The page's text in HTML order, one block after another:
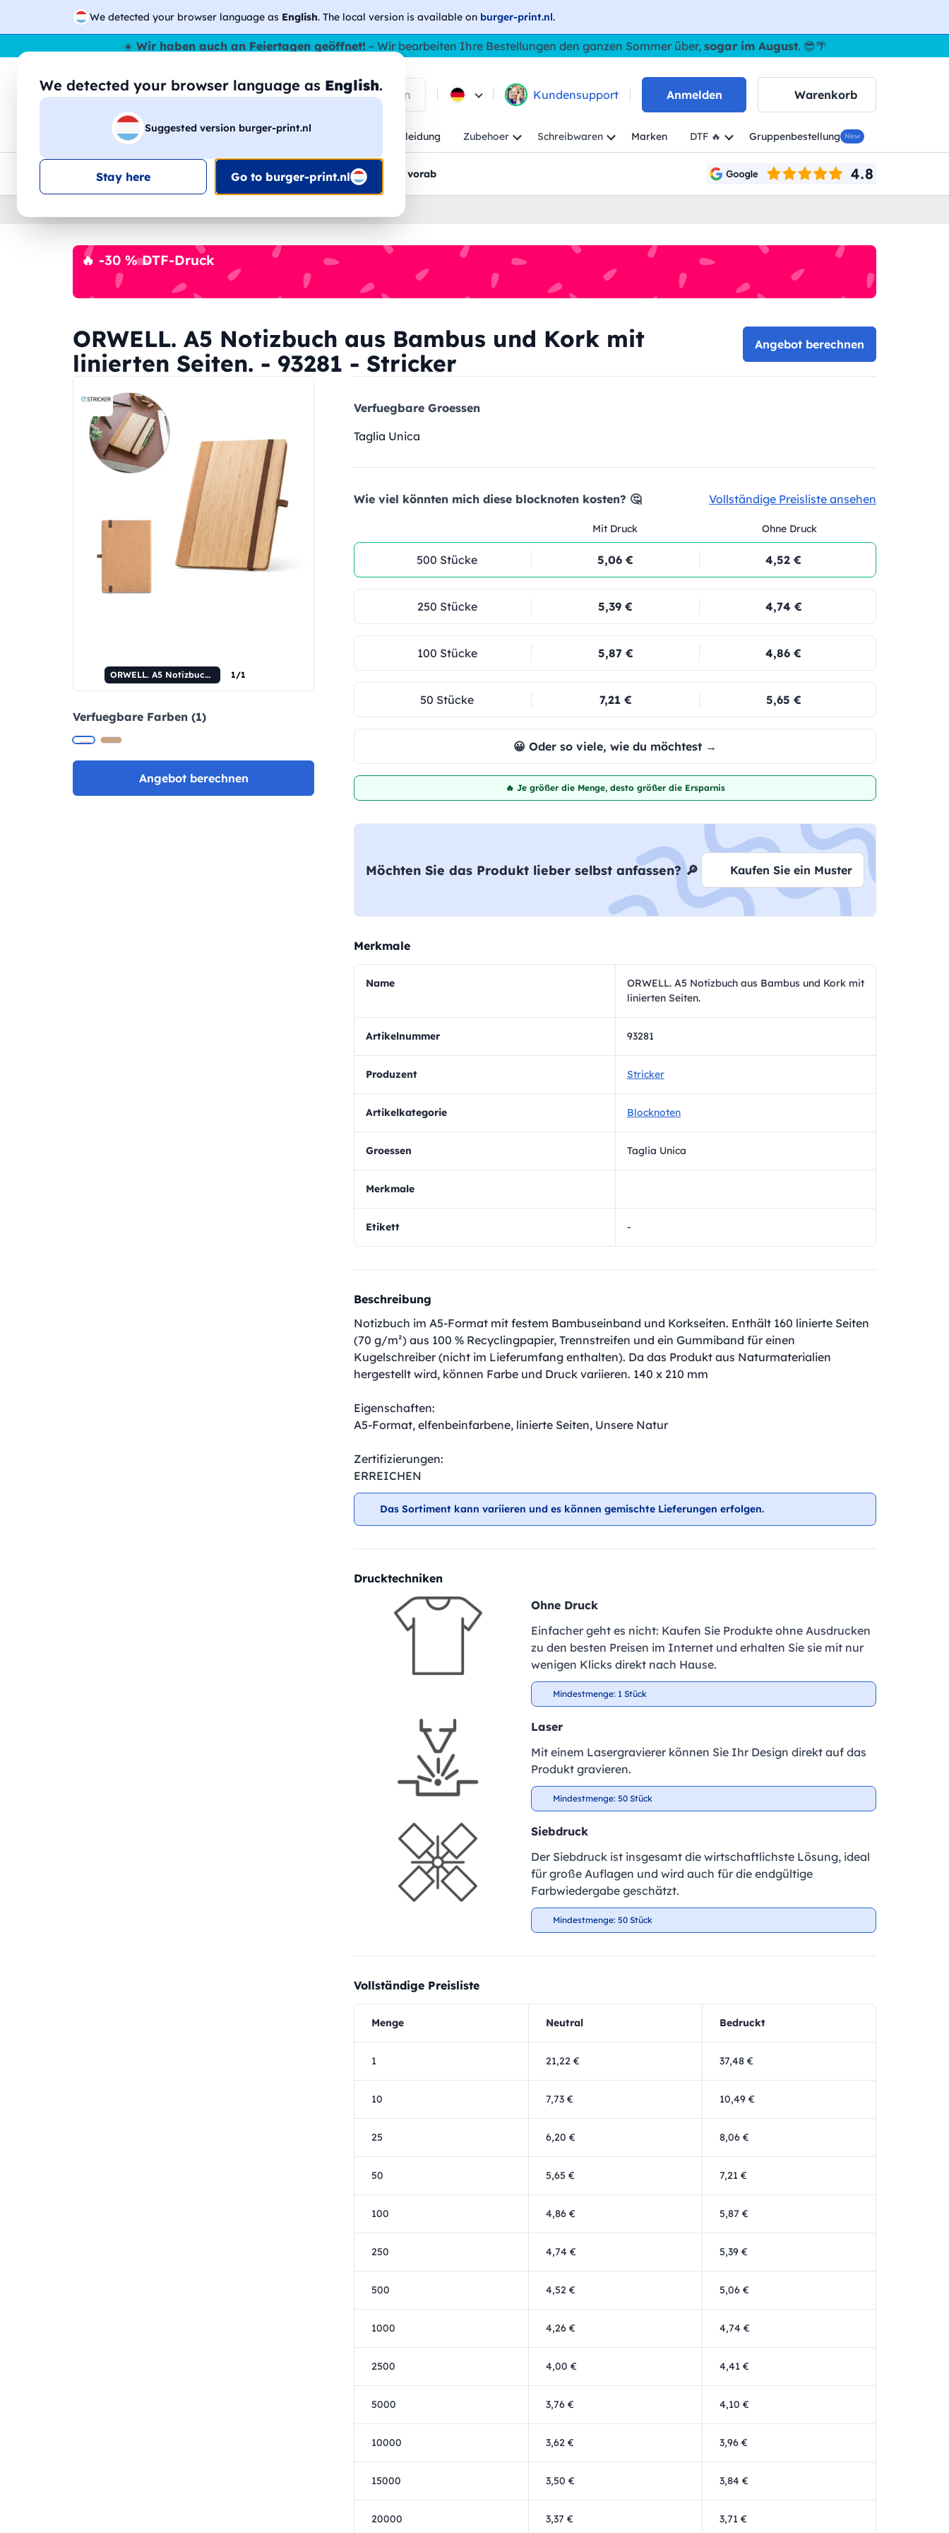
We detected your browser language as English. The local version is available on burger-print.nl.
We detected your browser language as English.
Suggested version burger-print.nl
Stay here Go to burger-print.nl
☀️ Wir haben auch an Feiertagen geöffnet! – Wir bearbeiten Ihre Bestellungen den ganzen Sommer über, sogar im August. 😎🌴
🔎 Suche in den Produkten Kundensupport Anmelden Warenkorb
Sweatshirts Mann Frau Arbeitskleidung Zubehoer Schreibwaren Marken DTF 🔥 Gruppenbestellung New
EU-weite Lieferung Mengenrabatt KundensupportGrafikentwürfe vorab
🔥 -30 % DTF-Druck
ORWELL. A5 Notizbuch aus Bambus und Kork mit
linierten Seiten. - 93281 - Stricker
Angebot berechnen
ORWELL. A5 Notizbuch aus Bambus und Kork mit linierten Seiten. 1/1
Verfuegbare Farben (1)
Angebot berechnen
Verfuegbare Groessen
Taglia Unica
Wie viel könnten mich diese blocknoten kosten? 🤔 Vollständige Preisliste ansehen
Mit Druck Ohne Druck
500 Stücke 5,06 € 4,52 €
250 Stücke 5,39 € 4,74 €
100 Stücke 5,87 € 4,86 €
50 Stücke 7,21 € 5,65 €
😀 Oder so viele, wie du möchtest →
🔥 Je größer die Menge, desto größer die Ersparnis
Möchten Sie das Produkt lieber selbst anfassen? 🔎 Kaufen Sie ein Muster
Merkmale
Name
ORWELL. A5 Notizbuch aus Bambus und Kork mit
linierten Seiten.
Artikelnummer 93281
Produzent Stricker
Artikelkategorie Blocknoten
Groessen Taglia Unica
Merkmale
Etikett -
Beschreibung
Notizbuch im A5-Format mit festem Bambuseinband und Korkseiten. Enthält 160 linierte Seiten
(70 g/m²) aus 100 % Recyclingpapier, Trennstreifen und ein Gummiband für einen
Kugelschreiber (nicht im Lieferumfang enthalten). Da das Produkt aus Naturmaterialien
hergestellt wird, können Farbe und Druck variieren. 140 x 210 mm
Eigenschaften:
A5-Format, elfenbeinfarbene, linierte Seiten, Unsere Natur
Zertifizierungen:
ERREICHEN
Das Sortiment kann variieren und es können gemischte Lieferungen erfolgen.
Drucktechniken
Ohne Druck
Einfacher geht es nicht: Kaufen Sie Produkte ohne Ausdrucken
zu den besten Preisen im Internet und erhalten Sie sie mit nur
wenigen Klicks direkt nach Hause.
Mindestmenge: 1 Stück
Laser
Mit einem Lasergravierer können Sie Ihr Design direkt auf das
Produkt gravieren.
Mindestmenge: 50 Stück
Siebdruck
Der Siebdruck ist insgesamt die wirtschaftlichste Lösung, ideal
für große Auflagen und wird auch für die endgültige
Farbwiedergabe geschätzt.
Mindestmenge: 50 Stück
Vollständige Preisliste
Menge Neutral Bedruckt
1 21,22 € 37,48 €
10 7,73 € 10,49 €
25 6,20 € 8,06 €
50 5,65 € 7,21 €
100 4,86 € 5,87 €
250 4,74 € 5,39 €
500 4,52 € 5,06 €
1000 4,26 € 4,74 €
2500 4,00 € 4,41 €
5000 3,76 € 4,10 €
10000 3,62 € 3,96 €
15000 3,50 € 3,84 €
20000 3,37 € 3,71 €